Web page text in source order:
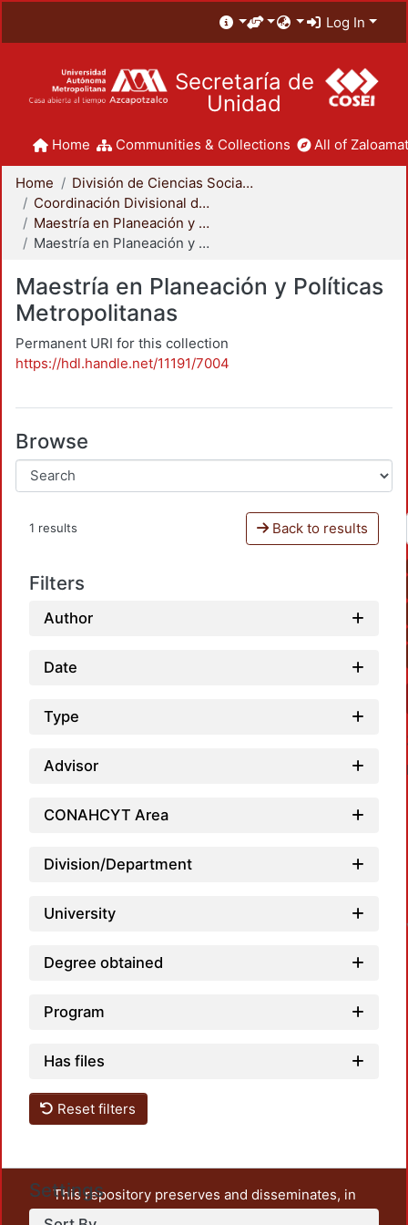
Log In
Secretaría de
Unidad
Home Communities & Collections All of
Home
División de Ciencias Sociales y Humanidades
Coordinación Divisional de Posgrado
Maestría en Planeación y Políticas Metropolitanas
Maestría en Planeación y Políticas Metropolitanas
Maestría en Planeación y Políticas
Metropolitanas
Permanent URI for this collection
https://hdl.handle.net/11191/7004
Browse
1 results Back to results
Filters
Author
Date
Type
Advisor
CONAHCYT Area
Division/Department
University
Degree obtained
Program
Has files
Reset filters
Settings
This repository preserves and disseminates, in
unrestricted open access, the teaching and research